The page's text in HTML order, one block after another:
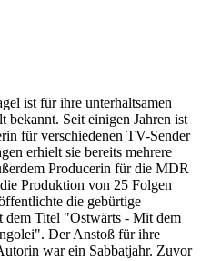
ist für ihre unterhaltsamen
bekannt. Seit einigen Jahren ist
für verschiedenen TV-Sender
erhielt sie bereits mehrere
Producerin für die MDR
Produktion von 25 Folgen
die gebürtige
dem Titel "Ostwärts - Mit dem
Der Anstoß für ihre
war ein Sabbatjahr. Zuvor